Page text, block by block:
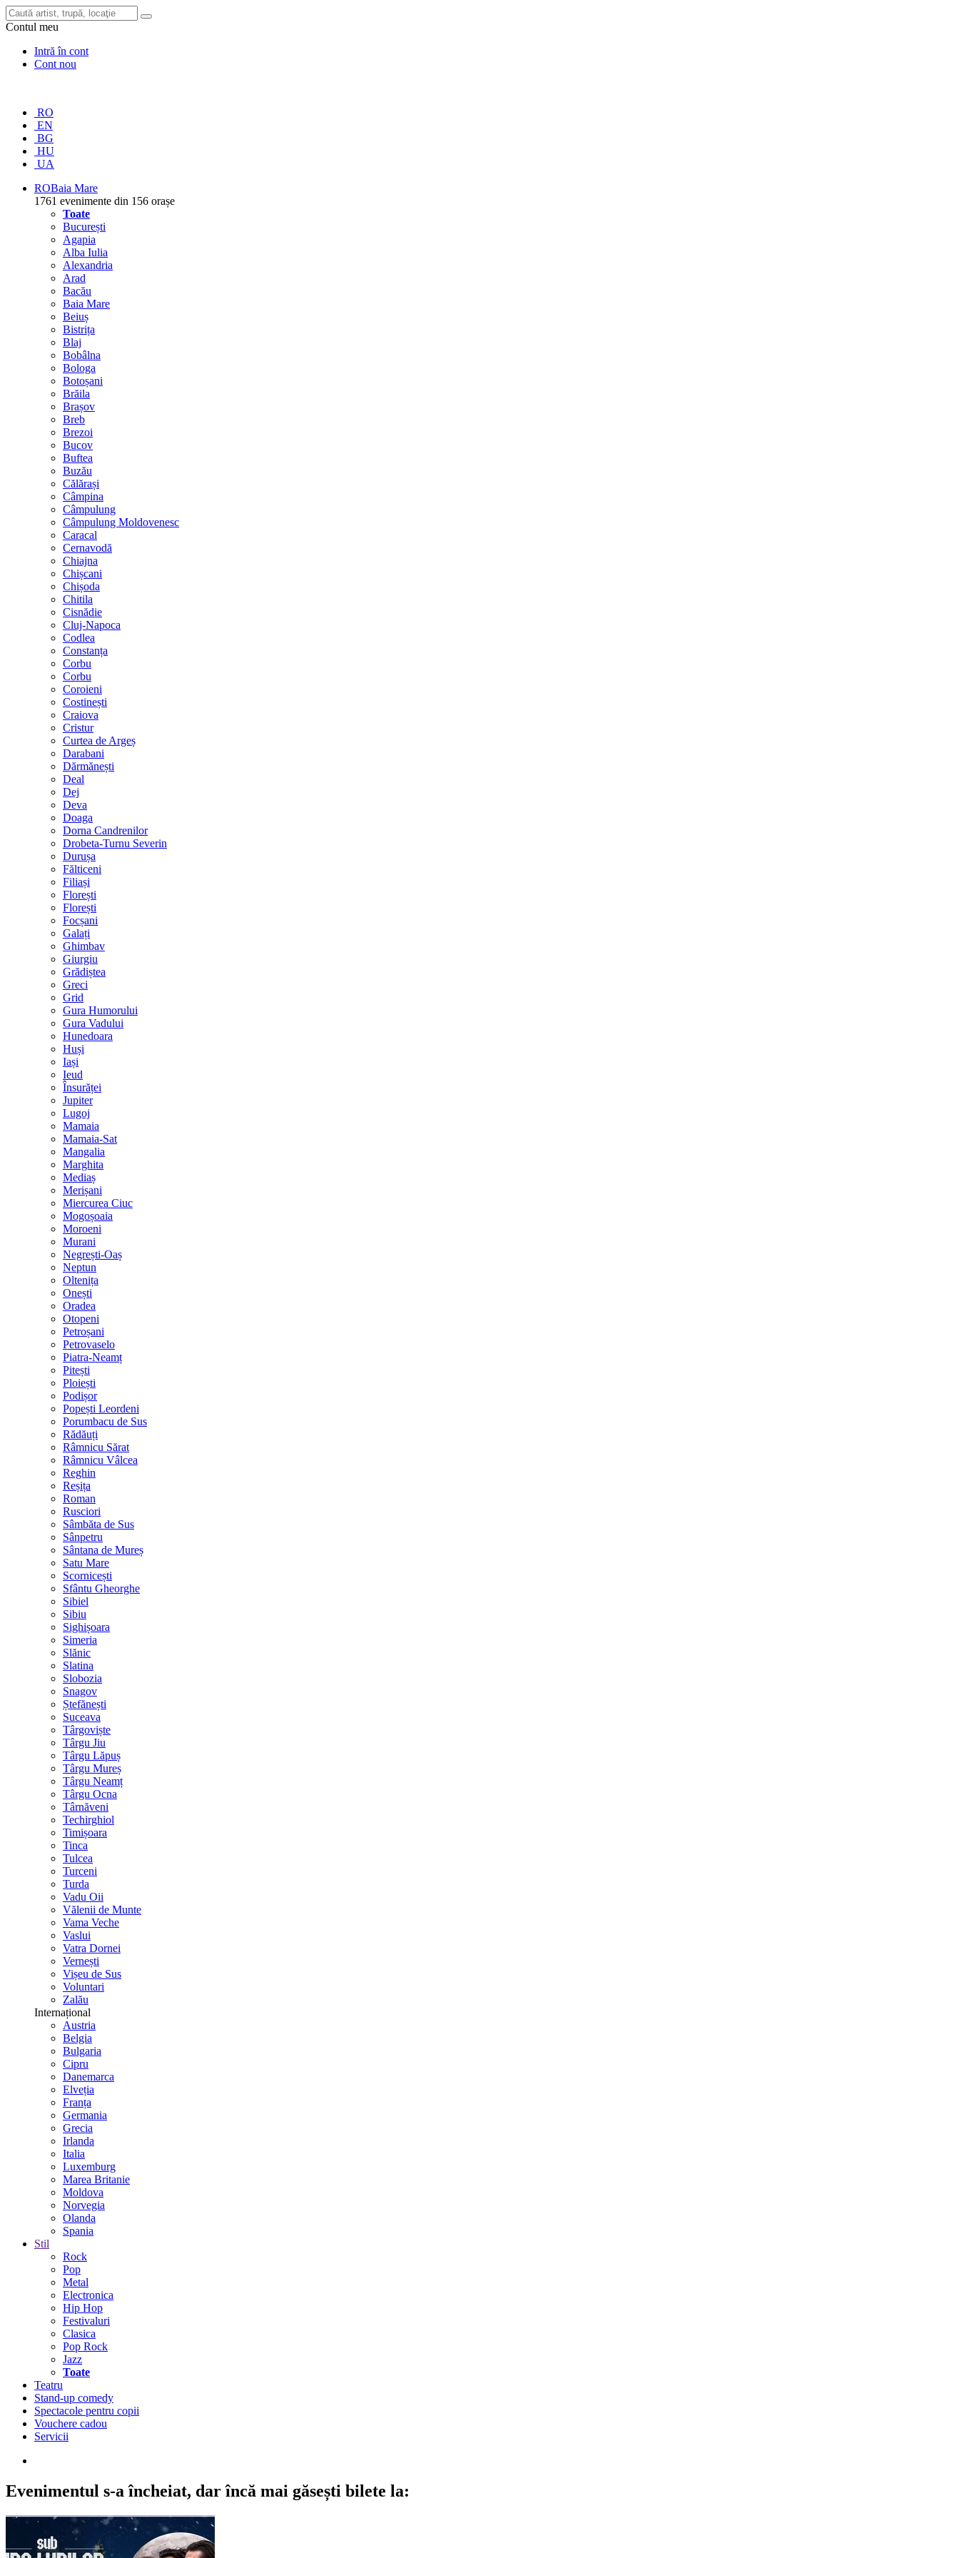
Contul meu
Intră în cont
Cont nou
RO
EN
BG
HU
UA
ROBaia Mare
1761 evenimente din 156 orașe
Toate
București
Agapia
Alba Iulia
Alexandria
Arad
Bacău
Baia Mare
Beiuș
Bistrița
Blaj
Bobâlna
Bologa
Botoșani
Brăila
Brașov
Breb
Brezoi
Bucov
Buftea
Buzău
Călărași
Câmpina
Câmpulung
Câmpulung Moldovenesc
Caracal
Cernavodă
Chiajna
Chișcani
Chișoda
Chitila
Cisnădie
Cluj-Napoca
Codlea
Constanța
Corbu
Corbu
Coroieni
Costinești
Craiova
Cristur
Curtea de Argeș
Darabani
Dărmănești
Deal
Dej
Deva
Doaga
Dorna Candrenilor
Drobeta-Turnu Severin
Durușa
Fălticeni
Filiași
Florești
Florești
Focșani
Galați
Ghimbav
Giurgiu
Grădiștea
Greci
Grid
Gura Humorului
Gura Vadului
Hunedoara
Huși
Iași
Ieud
Însurăței
Jupiter
Lugoj
Mamaia
Mamaia-Sat
Mangalia
Marghita
Mediaș
Merișani
Miercurea Ciuc
Mogoșoaia
Moroeni
Murani
Negrești-Oaș
Neptun
Oltenița
Onești
Oradea
Otopeni
Petroșani
Petrovaselo
Piatra-Neamț
Pitești
Ploiești
Podișor
Popești Leordeni
Porumbacu de Sus
Rădăuți
Râmnicu Sărat
Râmnicu Vâlcea
Reghin
Reșița
Roman
Rusciori
Sâmbăta de Sus
Sânpetru
Sântana de Mureș
Satu Mare
Scornicești
Sfântu Gheorghe
Sibiel
Sibiu
Sighișoara
Simeria
Slănic
Slatina
Slobozia
Snagov
Ștefănești
Suceava
Târgoviște
Târgu Jiu
Târgu Lăpuș
Târgu Mureș
Târgu Neamț
Târgu Ocna
Târnăveni
Techirghiol
Timișoara
Tinca
Tulcea
Turceni
Turda
Vadu Oii
Vălenii de Munte
Vama Veche
Vaslui
Vatra Dornei
Vernești
Vișeu de Sus
Voluntari
Zalău
Internațional
Austria
Belgia
Bulgaria
Cipru
Danemarca
Elveția
Franța
Germania
Grecia
Irlanda
Italia
Luxemburg
Marea Britanie
Moldova
Norvegia
Olanda
Spania
Stil
Rock
Pop
Metal
Electronica
Hip Hop
Festivaluri
Clasica
Pop Rock
Jazz
Toate
Teatru
Stand-up comedy
Spectacole pentru copii
Vouchere cadou
Servicii
Evenimentul s-a încheiat, dar încă mai găsești bilete la: